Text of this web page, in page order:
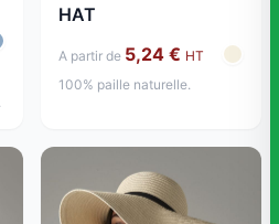
HAT
A partir de 5,24 € HT
100% paille naturelle.